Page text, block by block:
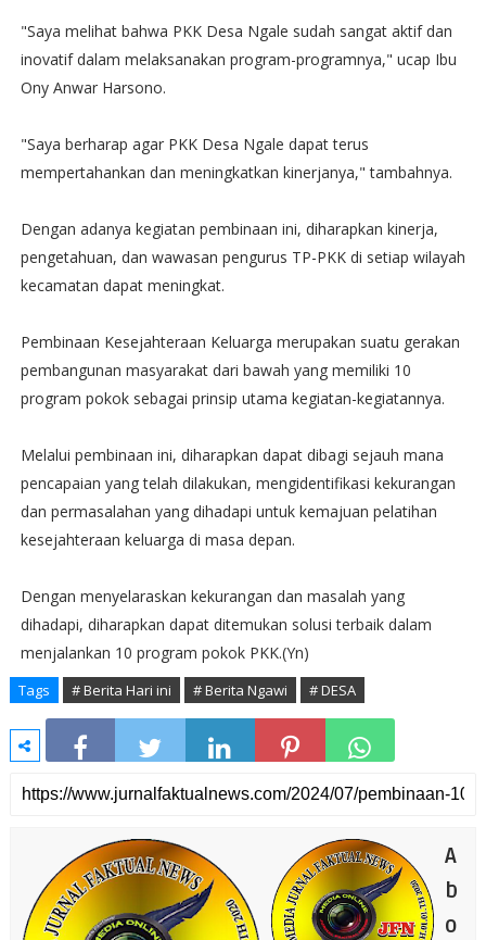
"Saya melihat bahwa PKK Desa Ngale sudah sangat aktif dan
inovatif dalam melaksanakan program-programnya," ucap Ibu
Ony Anwar Harsono.
"Saya berharap agar PKK Desa Ngale dapat terus
mempertahankan dan meningkatkan kinerjanya," tambahnya.
Dengan adanya kegiatan pembinaan ini, diharapkan kinerja,
pengetahuan, dan wawasan pengurus TP-PKK di setiap wilayah
kecamatan dapat meningkat.
Pembinaan Kesejahteraan Keluarga merupakan suatu gerakan
pembangunan masyarakat dari bawah yang memiliki 10
program pokok sebagai prinsip utama kegiatan-kegiatannya.
Melalui pembinaan ini, diharapkan dapat dibagi sejauh mana
pencapaian yang telah dilakukan, mengidentifikasi kekurangan
dan permasalahan yang dihadapi untuk kemajuan pelatihan
kesejahteraan keluarga di masa depan.
Dengan menyelaraskan kekurangan dan masalah yang
dihadapi, diharapkan dapat ditemukan solusi terbaik dalam
menjalankan 10 program pokok PKK.(Yn)
Tags # Berita Hari ini # Berita Ngawi # DESA
A
b
o